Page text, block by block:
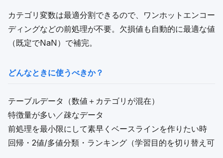
カテゴリ変数は最適分割できるので、ワンホットエンコー
ディングなどの前処理が不要。欠損値も自動的に最適な値
（既定でNaN）で補完。
どんなときに使うべきか？
テーブルデータ（数値＋カテゴリが混在）
特徴量が多い／疎なデータ
前処理を最小限にして素早くベースラインを作りたい時
回帰・2値/多値分類・ランキング（学習目的を切り替え可